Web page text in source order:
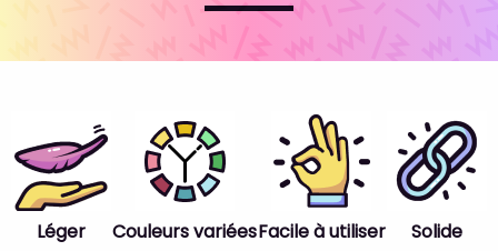
Léger Couleurs variéesFacile à utiliser Solide